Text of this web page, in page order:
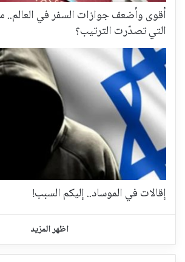
أقوى وأضعف جوازات السفر في العالم..
التي تصدّرت الترتيب؟
إقالات في الموساد.. إليكم السبب!
اظهر المزيد